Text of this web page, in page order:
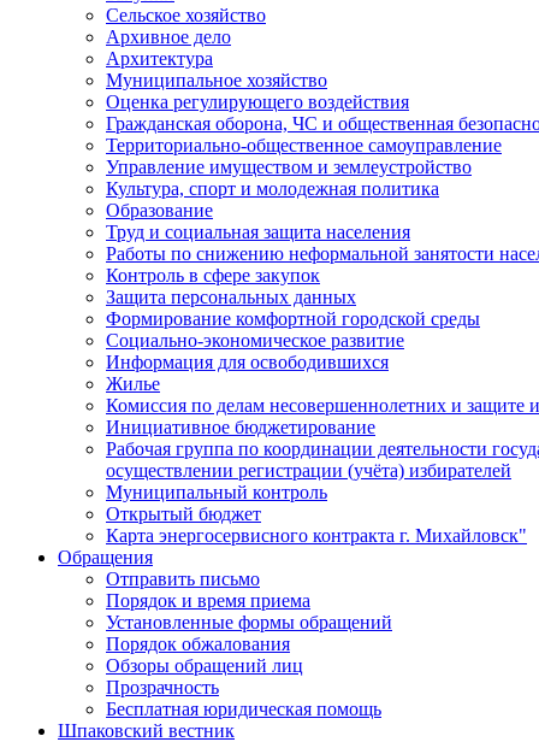
Сельское хозяйство
Архивное дело
Архитектура
Муниципальное хозяйство
Оценка регулирующего воздействия
Гражданская оборона, ЧС и общественная
Территориально-общественное самоуправление
Управление имуществом и землеустройство
Культура, спорт и молодежная политика
Образование
Труд и социальная защита населения
Работы по снижению неформальной занятости
Контроль в сфере закупок
Защита персональных данных
Формирование комфортной городской среды
Социально-экономическое развитие
Информация для освободившихся
Жилье
Комиссия по делам несовершеннолетних и защите
Инициативное бюджетирование
Рабочая группа по координации деятельности
осуществлении регистрации (учёта) избирателей
Муниципальный контроль
Открытый бюджет
Карта энергосервисного контракта г. Михайловск"
Обращения
Отправить письмо
Порядок и время приема
Установленные формы обращений
Порядок обжалования
Обзоры обращений лиц
Прозрачность
Бесплатная юридическая помощь
Шпаковский вестник